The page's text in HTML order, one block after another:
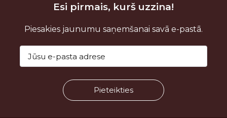
Esi pirmais, kurš uzzina!
Piesakies jaunumu saņemšanai savā e-pastā.